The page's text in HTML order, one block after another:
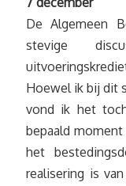
De Algemeen
stevige
Hoewel ik bij dit
vond ik het
bepaald
het
realisering is